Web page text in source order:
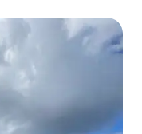
„Odabrali gosti”